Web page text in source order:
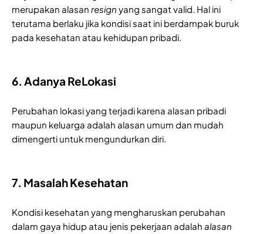
merupakan alasan resign yang sangat valid. Hal ini
terutama berlaku jika kondisi saat ini berdampak buruk
pada kesehatan atau kehidupan pribadi.
6. Adanya ReLokasi
Perubahan lokasi yang terjadi karena alasan pribadi
maupun keluarga adalah alasan umum dan mudah
dimengerti untuk mengundurkan diri.
7. Masalah Kesehatan
Kondisi kesehatan yang mengharuskan perubahan
dalam gaya hidup atau jenis pekerjaan adalah alasan